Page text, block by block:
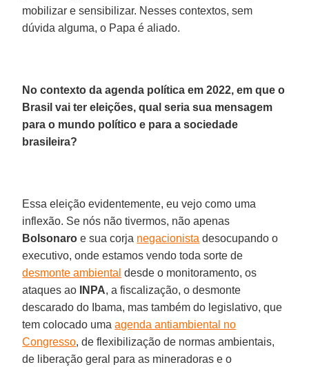
mobilizar e sensibilizar. Nesses contextos, sem
dúvida alguma, o Papa é aliado.
No contexto da agenda política em 2022, em que o
Brasil vai ter eleições, qual seria sua mensagem
para o mundo político e para a sociedade
brasileira?
Essa eleição evidentemente, eu vejo como uma
inflexão. Se nós não tivermos, não apenas
Bolsonaro e sua corja negacionista desocupando o
executivo, onde estamos vendo toda sorte de
desmonte ambiental desde o monitoramento, os
ataques ao
INPA, a fiscalização, o desmonte
descarado do Ibama, mas também do legislativo, que
tem colocado umaagenda antiambiental no
Congresso, de flexibilização de normas ambientais,
de liberação geral para as mineradoras e o